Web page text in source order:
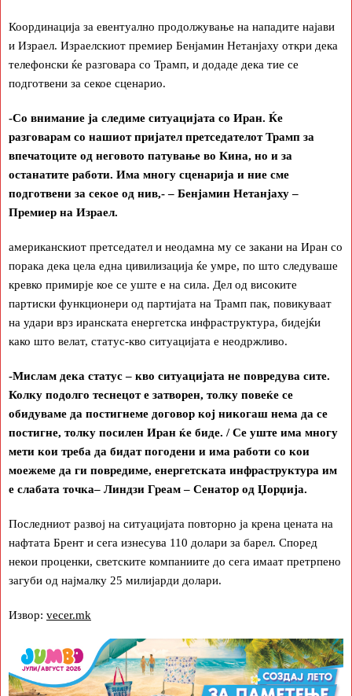
Координација за евентуално продолжување на нападите најави
и Израел. Израелскиот премиер Бенјамин Нетанјаху откри дека
телефонски ќе разговара со Трамп, и додаде дека тие се
подготвени за секое сценарио.
-Со внимание ја следиме ситуацијата со Иран. Ќе
разговарам со нашиот пријател претседателот Трамп за
впечатоците од неговото патување во Кина, но и за
останатите работи. Има многу сценарија и ние сме
подготвени за секое од нив,- – Бенјамин Нетанјаху –
Премиер на Израел.
американскиот претседател и неодамна му се закани на Иран со
порака дека цела една цивилизација ќе умре, по што следуваше
кревко примирје кое се уште е на сила. Дел од високите
партиски функционери од партијата на Трамп пак, повикуваат
на удари врз иранската енергетска инфраструктура, бидејќи
како што велат, статус-кво ситуацијата е неодржливо.
-Мислам дека статус – кво ситуацијата не повредува сите.
Колку подолго теснецот е затворен, толку повеќе се
обидуваме да постигнеме договор кој никогаш нема да се
постигне, толку посилен Иран ќе биде. / Се уште има многу
мети кои треба да бидат погодени и има работи со кои
моежеме да ги повредиме, енергетската инфраструктура им
е слабата точка– Линдзи Греам – Сенатор од Џорџија.
Последниот развој на ситуацијата повторно ја крена цената на
нафтата Брент и сега изнесува 110 долари за барел. Според
некои проценки, светските компаниите до сега имаат претрпено
загуби од најмалку 25 милијарди долари.
Извор: vecer.mk